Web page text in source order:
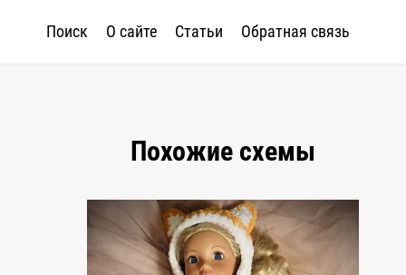
Поиск О сайте Статьи Обратная связь
Похожие схемы